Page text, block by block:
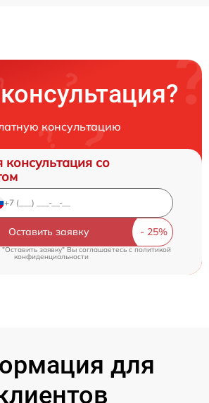
консультацию
консультация со
Оставить заявку
заявку" Вы соглашаетесь cполитикой
конфиденциальности
для